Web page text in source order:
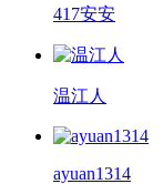
417安安
温江人
ayuan1314